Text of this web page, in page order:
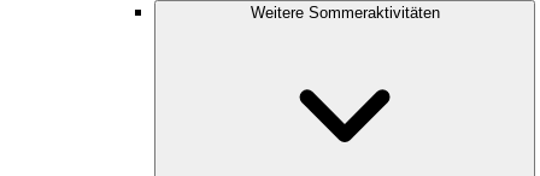
Weitere Sommeraktivitäten